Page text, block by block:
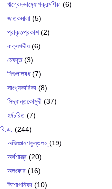
ঋগ্বেদভাষ‍্যোপক্রমণিকা (6)
জাতকমালা (5)
প্রাকৃতপ্রকাশ(2)
বাক‍্যপদীয় (6)
মেঘদূত(3)
শিশুপালবধ(7)
সাংখ‍্যকারিকা (8)
সিদ্ধান্তকৌমুদী (37)
হর্ষচরিত(7)
বি.এ. (244)
অভিজ্ঞানশকুন্তলম্(19)
অর্থশাস্ত্র (20)
অলংকার (16)
ঈশোপনিষদ (10)